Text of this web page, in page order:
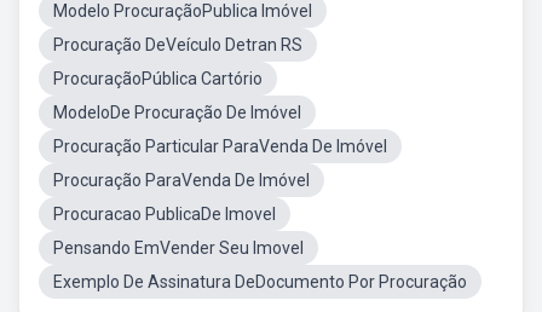
Modelo ProcuraçãoPublica Imóvel
Procuração DeVeículo Detran RS
ProcuraçãoPública Cartório
ModeloDe Procuração De Imóvel
Procuração Particular ParaVenda De Imóvel
Procuração ParaVenda De Imóvel
Procuracao PublicaDe Imovel
Pensando EmVender Seu Imovel
Exemplo De Assinatura DeDocumento Por Procuração